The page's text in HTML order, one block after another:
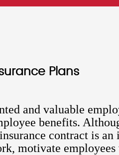
Plans
and valuable
benefits.
contract is an
motivate employees